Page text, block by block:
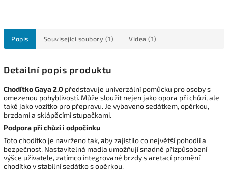
Popis Související soubory (1) Videa (1)
Detailní popis produktu
Chodítko Gaya 2.0 představuje univerzální pomůcku pro osoby s
omezenou pohyblivostí. Může sloužit nejen jako opora při chůzi, ale
také jako vozítko pro přepravu. Je vybaveno sedátkem, opěrkou,
brzdami a sklápěcími stupačkami.
Podpora při chůzi i odpočinku
Toto chodítko je navrženo tak, aby zajistilo co největší pohodlí a
bezpečnost. Nastavitelná madla umožňují snadné přizpůsobení
výšce uživatele, zatímco integrované brzdy s aretací promění
chodítko v stabilní sedátko s opěrkou.